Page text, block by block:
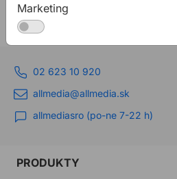
02 623 10 920
allmedia@allmedia.sk
allmediasro (po-ne 7-22 h)
PRODUKTY
Marketing